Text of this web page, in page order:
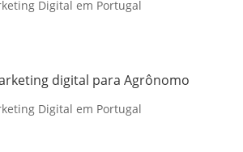
Digital em Portugal
digital para Agrônomo
Digital em Portugal